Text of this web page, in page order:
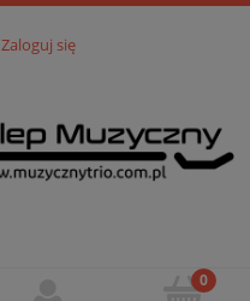
Zaloguj się